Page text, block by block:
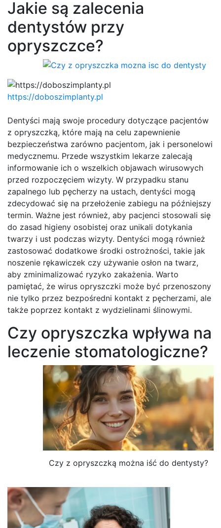
Jakie są zalecenia
dentystów przy
opryszczce?
https://doboszimplanty.pl
Dentyści mają swoje procedury dotyczące pacjentów
z opryszczką, które mają na celu zapewnienie
bezpieczeństwa zarówno pacjentom, jak i personelowi
medycznemu. Przede wszystkim lekarze zalecają
informowanie ich o wszelkich objawach wirusowych
przed rozpoczęciem wizyty. W przypadku stanu
zapalnego lub pęcherzy na ustach, dentyści mogą
zdecydować się na przełożenie zabiegu na późniejszy
termin. Ważne jest również, aby pacjenci stosowali się
do zasad higieny osobistej oraz unikali dotykania
twarzy i ust podczas wizyty. Dentyści mogą również
zastosować dodatkowe środki ostrożności, takie jak
noszenie rękawiczek czy używanie osłon na twarz,
aby zminimalizować ryzyko zakażenia. Warto
pamiętać, że wirus opryszczki może być przenoszony
nie tylko przez bezpośredni kontakt z pęcherzami, ale
także poprzez kontakt z wydzielinami ślinowymi.
Czy opryszczka wpływa na
leczenie stomatologiczne?
Czy z opryszczką można iść do dentysty?